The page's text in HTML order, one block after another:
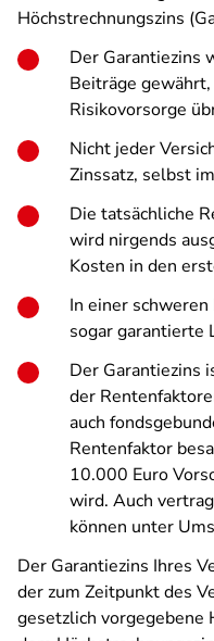
Höchstrechnungszins
Der Garantiezins
Beiträge
Risikovorsorge
Nicht jeder
Zinssatz, selbst
Die tatsächliche
wird nirgends
Kosten in den
In einer
sogar garantierte
Der Garantiezins
der
auch
Rentenfaktor
10.000 Euro
wird. Auch
können unter
Der Garantiezins Ihres
der zum Zeitpunkt des
gesetzlich vorgegebene